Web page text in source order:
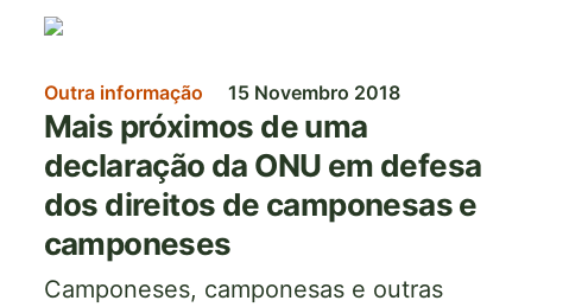
Imagem
Outra informação 15 Novembro 2018
Mais próximos de uma
declaração da ONU em defesa
dos direitos de camponesas e
camponeses
Camponeses, camponesas e outras